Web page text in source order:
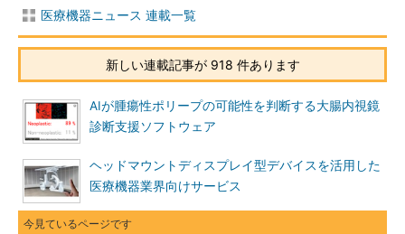
医療機器ニュース 連載一覧
新しい連載記事が 918 件あります
AIが腫瘍性ポリープの可能性を判断する大腸内視鏡
診断支援ソフトウェア
ヘッドマウントディスプレイ型デバイスを活用した
医療機器業界向けサービス